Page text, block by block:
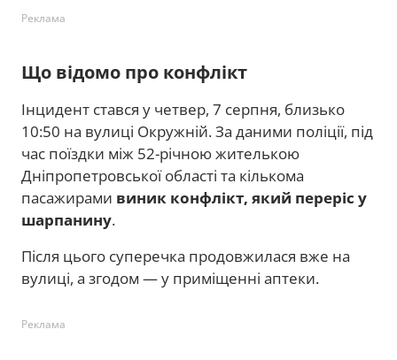
Реклама
Що відомо про конфлікт
Інцидент стався у четвер, 7 серпня, близько
10:50 на вулиці Окружній. За даними поліції, під
час поїздки між 52-річною жителькою
Дніпропетровської області та кількома
пасажирами виник конфлікт, який переріс у
шарпанину.
Після цього суперечка продовжилася вже на
вулиці, а згодом — у приміщенні аптеки.
Реклама